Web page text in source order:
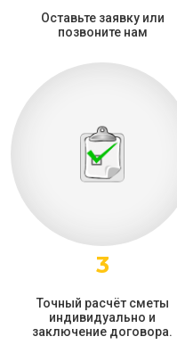
Оставьте заявку или
позвоните нам
3
Точный расчёт сметы
индивидуально и
заключение договора.